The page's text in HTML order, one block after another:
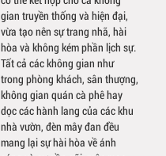
gian truyền thống và hiện đại,
vừa tạo nên sự trang nhã, hài
hòa và không kém phần lịch sự.
Tất cả các không gian như
trong phòng khách, sân thượng,
không gian quán cà phê hay
dọc các hành lang của các khu
nhà vườn, đèn mây đan đều
mang lại sự hài hòa về ánh